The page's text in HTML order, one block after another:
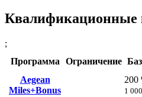
Квалификационные
;
Программа
Ограничение
Aegean
Miles+Bonus
200
1